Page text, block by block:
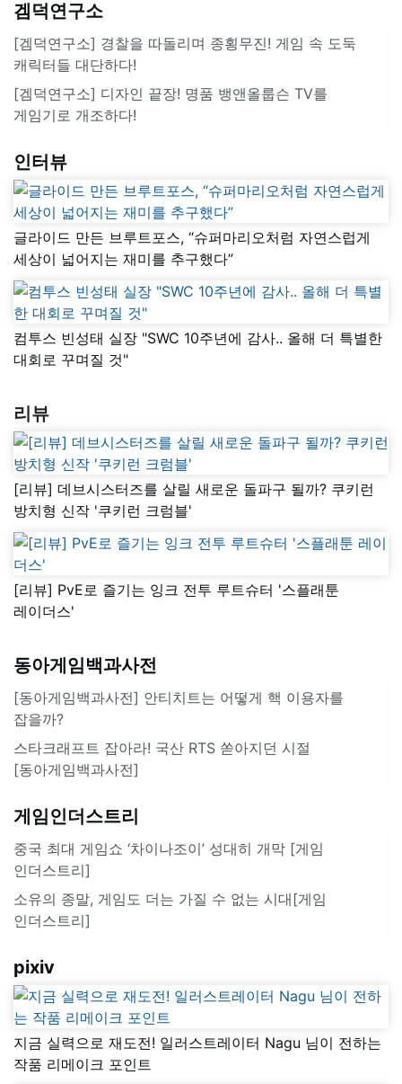
겜덕연구소
[겜덕연구소] 경찰을 따돌리며 종횡무진! 게임 속 도둑
캐릭터들 대단하다!
[겜덕연구소] 디자인 끝장! 명품 뱅앤올룹슨 TV를
게임기로 개조하다!
인터뷰
글라이드 만든 브루트포스, “슈퍼마리오처럼 자연스럽게
세상이 넓어지는 재미를 추구했다”
컴투스 빈성태 실장 "SWC 10주년에 감사.. 올해 더 특별한
대회로 꾸며질 것"
리뷰
[리뷰] 데브시스터즈를 살릴 새로운 돌파구 될까? 쿠키런
방치형 신작 '쿠키런 크럼블'
[리뷰] PvE로 즐기는 잉크 전투 루트슈터 '스플래툰
레이더스'
동아게임백과사전
[동아게임백과사전] 안티치트는 어떻게 핵 이용자를
잡을까?
스타크래프트 잡아라! 국산 RTS 쏟아지던 시절
[동아게임백과사전]
게임인더스트리
중국 최대 게임쇼 ‘차이나조이’ 성대히 개막 [게임
인더스트리]
소유의 종말, 게임도 더는 가질 수 없는 시대[게임
인더스트리]
pixiv
지금 실력으로 재도전! 일러스트레이터 Nagu 님이 전하는
작품 리메이크 포인트